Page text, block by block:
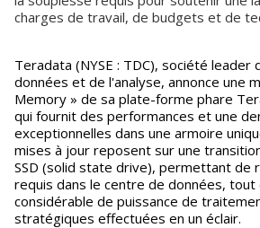
charges de travail, de budgets et de
Teradata (NYSE : TDC), société leader dans le domaine des
données et de l'analyse, annonce une
Memory » de sa plate-forme phare
qui fournit des performances et une
exceptionnelles dans une armoire
mises à jour reposent sur une
SSD (solid state drive), permettant de
requis dans le centre de données, tout
considérable de puissance de
stratégiques effectuées en un éclair.